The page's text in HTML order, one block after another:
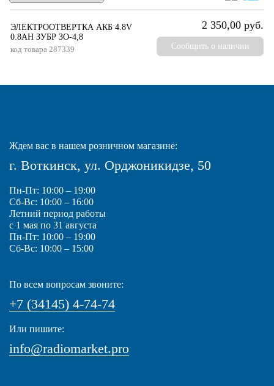
ЭЛЕКТРООТВЕРТКА АКБ 4.8V
0.8AH ЗУБР ЗО-4,8
код товара 287339
2 350,00 руб.
Сообщить о наличии
Ждем вас в нашем розничном магазине:
г. Воткинск, ул. Орджоникидзе, 50
Пн-Пт: 10:00 – 19:00
Сб-Вс: 10:00 – 16:00
Летний период работы
с 1 мая по 31 августа
Пн-Пт: 10:00 – 19:00
Сб-Вс: 10:00 – 15:00
По всем вопросам звоните:
+7 (34145) 4-74-74
Или пишите:
info@radiomarket.pro